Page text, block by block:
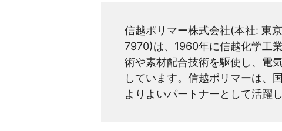
信越ポリマー株式会社(本社: 東
7970)は、1960年に信越化学工
術や素材配合技術を駆使し、電
しています。信越ポリマーは、
よりよいパートナーとして活躍し